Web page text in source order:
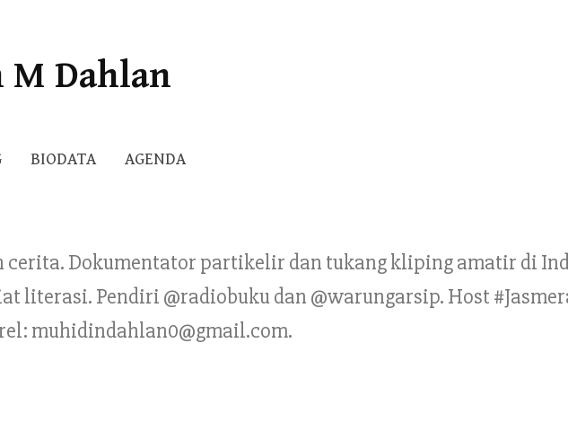
Dahlan
BIODATA AGENDA
cerita. Dokumentator partikelir dan tukang kliping amatir di
literasi. Pendiri @radiobuku dan @warungarsip. Host
muhidindahlan0@gmail.com.